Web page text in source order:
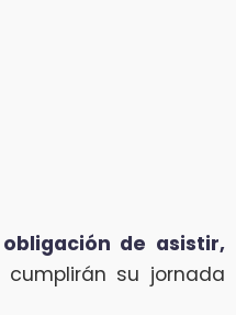
de asistir,
su jornada